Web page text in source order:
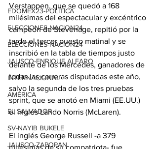
EDOMEX23-POLÍTICA
ELECCIONES-NACION24
ELECCIONES-NACION24
JALISCO-ENRIQUE ALFARO
INTERNACIONAL
AMÉRICA
EL SALVADOR
SV-NAYIB BUKELE
JALISCO-ZAPOPAN
Verstappen, que se quedó a 168
milésimas del espectacular y excéntrico
campeón de Stevenage, repitió por la
tarde el tercer puesto matinal y se
inscribió en la tabla de tiempos justo
delante de los Mercedes, ganadores de
todas las carreras disputadas este año,
salvo la segunda de los tres pruebas
sprint, que se anotó en Miami (EE.UU.)
el inglés Lando Norris (McLaren).
El inglés George Russell -a 379